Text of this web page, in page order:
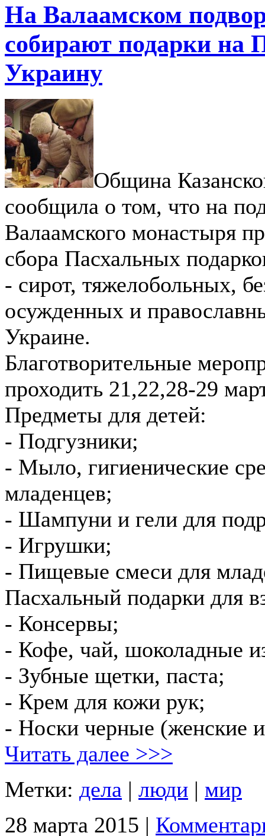
На Валаамском
собирают подарки на
Украину
Община
сообщила о том, что на
Валаамского монастыря
сбора Пасхальных
- сирот, тяжелобольных,
осужденных и
Украине.
Благотворительные
проходить 21,22,28-29
Предметы для детей:
- Подгузники;
- Мыло, гигиенические
младенцев;
- Шампуни и гели для
- Игрушки;
- Пищевые смеси для
Пасхальный подарки для
- Консервы;
- Кофе, чай, шоколадные
- Зубные щетки, паста;
- Крем для кожи рук;
- Носки черные (женские
Читать далее >>>
Метки: дела | люди | мир
28 марта 2015 |